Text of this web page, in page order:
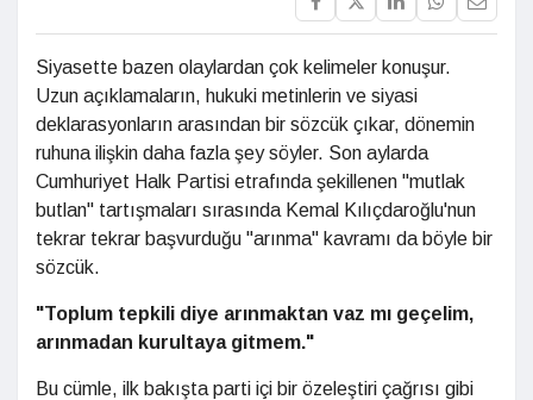
Siyasette bazen olaylardan çok kelimeler konuşur.
Uzun açıklamaların, hukuki metinlerin ve siyasi
deklarasyonların arasından bir sözcük çıkar, dönemin
ruhuna ilişkin daha fazla şey söyler. Son aylarda
Cumhuriyet Halk Partisi etrafında şekillenen "mutlak
butlan" tartışmaları sırasında Kemal Kılıçdaroğlu'nun
tekrar tekrar başvurduğu "arınma" kavramı da böyle bir
sözcük.
"Toplum tepkili diye arınmaktan vaz mı geçelim,
arınmadan kurultaya gitmem."
Bu cümle, ilk bakışta parti içi bir özeleştiri çağrısı gibi